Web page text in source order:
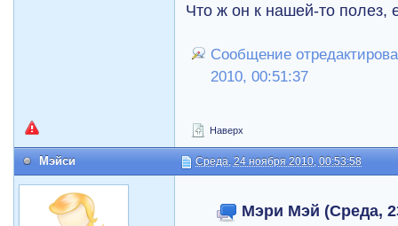
Что ж он к нашей-то полез,
Сообщение
2010, 00:51:37
Наверх
Мэйси Среда, 24 ноября 2010, 00:53:58
Мэри Мэй (Среда,